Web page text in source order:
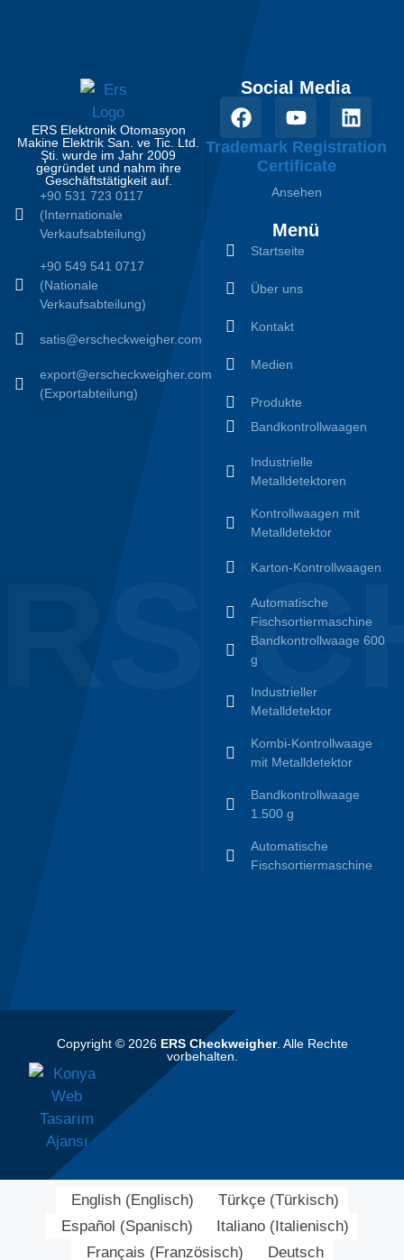
ERS Elektronik Otomasyon
Makine Elektrik San. ve Tic. Ltd.
Şti. wurde im Jahr 2009
gegründet und nahm ihre
Geschäftstätigkeit auf.
+90 531 723 0117
(Internationale
Verkaufsabteilung)
+90 549 541 0717
(Nationale
Verkaufsabteilung)
satis@erscheckweigher.com
export@erscheckweigher.com
(Exportabteilung)
Social Media
Trademark Registration
Certificate
Ansehen
Menü
Startseite
Über uns
Kontakt
Medien
Produkte
Bandkontrollwaagen
Industrielle
Metalldetektoren
Kontrollwaagen mit
Metalldetektor
Karton-Kontrollwaagen
Automatische
Fischsortiermaschine
Bandkontrollwaage 600
g
Industrieller
Metalldetektor
Kombi-Kontrollwaage
mit Metalldetektor
Bandkontrollwaage
1.500 g
Automatische
Fischsortiermaschine
Copyright © 2026 ERS Checkweigher. Alle Rechte
vorbehalten.
English (Englisch) Türkçe(Türkisch)
Español (Spanisch) Italiano (Italienisch)
Français (Französisch) Deutsch